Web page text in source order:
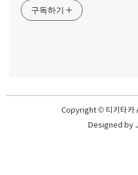
구독하기
Copyright © 티키타카
Designed by